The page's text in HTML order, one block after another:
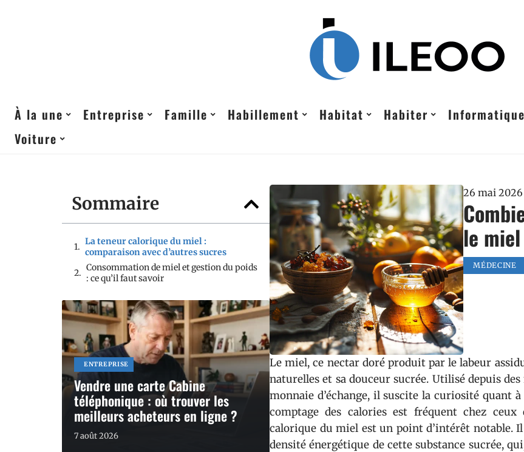
À la une Entreprise Famille Habillement Habitat Habiter Informatique
Voiture
Sommaire
La teneur calorique du miel :
comparaison avec d’autres sucres
Consommation de miel et gestion du poids
: ce qu’il faut savoir
ENTREPRISE
Vendre une carte Cabine
téléphonique : où trouver les
meilleurs acheteurs en ligne ?
7 août 2026
26 mai 2026
le
MÉDECINE
Le miel, ce nectar doré produit par le labeur
naturelles et sa douceur sucrée. Utilisé depuis
monnaie d’échange, il suscite la curiosité quant
comptage des calories est fréquent chez
calorique du miel est un point d’intérêt notable.
densité énergétique de cette substance sucrée,